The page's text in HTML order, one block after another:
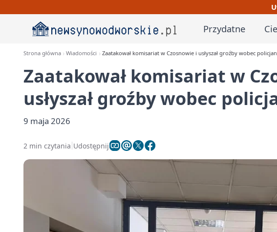
Przydatne
Strona główna Wiadomości Zaatakował komisariat w Czosnowie i usłyszał groźby wobec
Zaatakował komisariat w
usłyszał groźby wobec
9 maja 2026
2 min czytania Udostępnij